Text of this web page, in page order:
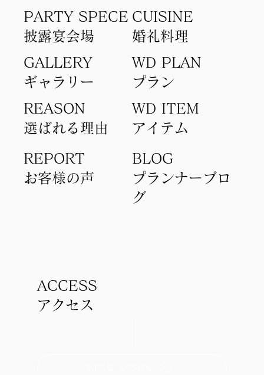
ACCESS
アクセス
GALLERY
ギャラリー
PARTY SPECE
​披露宴会場
CUISINE
​婚礼料理
​プランナーブロ
グ
BLOG
REPORT
​お客様の声
アイテム​
WD ITEM
選ばれる理由
REASON
​プラン
WD PLAN